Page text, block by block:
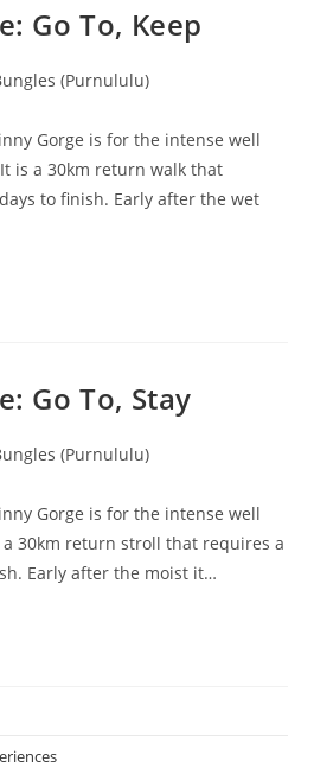
Go To, Keep
(Purnululu)
Gorge is for the intense well
is a 30km return walk that
to finish. Early after the wet
Go To, Stay
(Purnululu)
Gorge is for the intense well
30km return stroll that requires a
Early after the moist it…